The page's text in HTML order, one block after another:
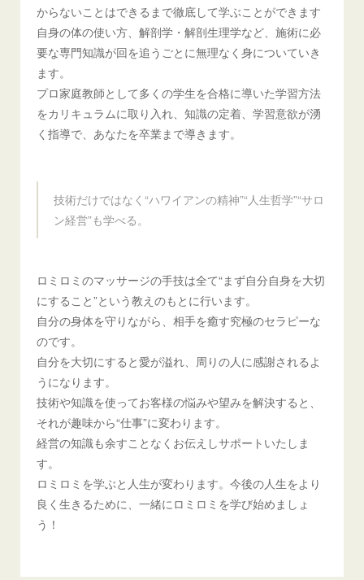
からないことはできるまで徹底して学ぶことができます
自身の体の使い方、解剖学・解剖生理学など、施術に必
要な専門知識が回を追うごとに無理なく身についていき
ます。
プロ家庭教師として多くの学生を合格に導いた学習方法
をカリキュラムに取り入れ、知識の定着、学習意欲が湧
く指導で、あなたを卒業まで導きます。
技術だけではなく“ハワイアンの精神”“人生哲学”“サロ
ン経営”も学べる。
ロミロミのマッサージの手技は全て“まず自分自身を大切
にすること”という教えのもとに行います。
自分の身体を守りながら、相手を癒す究極のセラピーな
のです。
自分を大切にすると愛が溢れ、周りの人に感謝されるよ
うになります。
技術や知識を使ってお客様の悩みや望みを解決すると、
それが趣味から“仕事”に変わります。
経営の知識も余すことなくお伝えしサポートいたしま
す。
ロミロミを学ぶと人生が変わります。今後の人生をより
良く生きるために、一緒にロミロミを学び始めましょ
う！